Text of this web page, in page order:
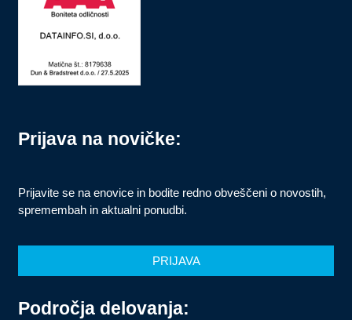
Področja delovanja:
Prijava na novičke:
Prijavite se na enovice in bodite redno obveščeni o novostih,
spremembah in aktualni ponudbi.
PRIJAVA